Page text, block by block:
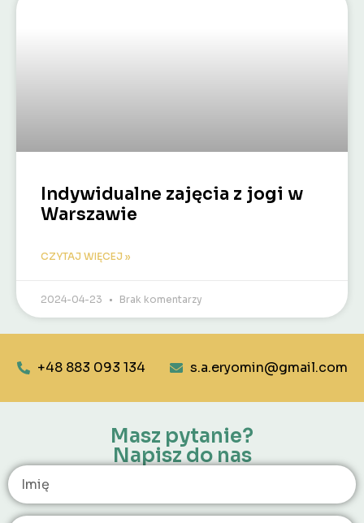
Indywidualne zajęcia z jogi w
Warszawie
CZYTAJ WIĘCEJ »
2024-04-23 Brak komentarzy
+48 883 093 134 s.a.eryomin@gmail.com
Masz pytanie?
Napisz do nas